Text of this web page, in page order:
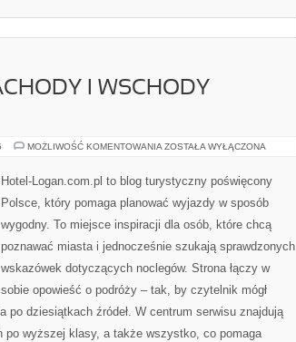
I WSCHODY
MOŻLIWOŚĆ KOMENTOWANIA NAJPIĘKNIEJSZE
WSCHODY
SŁOŃCA
ZOSTAŁA WYŁĄCZONA
Hotel-Logan.com.pl to blog turystyczny poświęcony
Polsce, który pomaga planować wyjazdy w sposób
wygodny. To miejsce inspiracji dla osób, które chcą
poznawać miasta i jednocześnie szukają sprawdzonych
wskazówek dotyczących noclegów. Strona łączy w
sobie opowieść o podróży – tak, by czytelnik mógł
po dziesiątkach źródeł. W centrum serwisu znajdują
po wyższej klasy, a także wszystko, co pomaga